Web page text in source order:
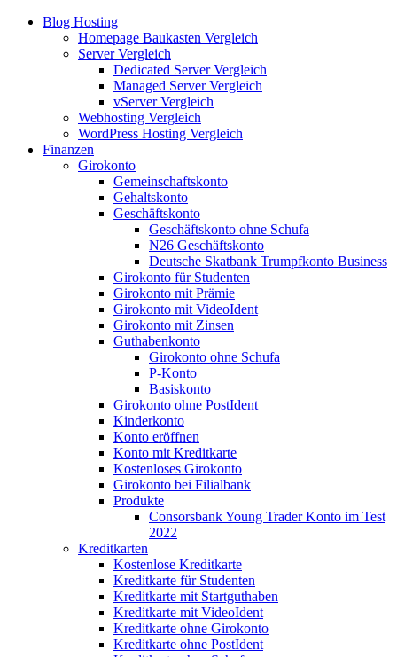
Blog Hosting
Homepage Baukasten Vergleich
Server Vergleich
Dedicated Server Vergleich
Managed Server Vergleich
vServer Vergleich
Webhosting Vergleich
WordPress Hosting Vergleich
Finanzen
Girokonto
Gemeinschaftskonto
Gehaltskonto
Geschäftskonto
Geschäftskonto ohne Schufa
N26 Geschäftskonto
Deutsche Skatbank Trumpfkonto Business
Girokonto für Studenten
Girokonto mit Prämie
Girokonto mit VideoIdent
Girokonto mit Zinsen
Guthabenkonto
Girokonto ohne Schufa
P-Konto
Basiskonto
Girokonto ohne PostIdent
Kinderkonto
Konto eröffnen
Konto mit Kreditkarte
Kostenloses Girokonto
Girokonto bei Filialbank
Produkte
Consorsbank Young Trader Konto im Test
2022
Kreditkarten
Kostenlose Kreditkarte
Kreditkarte für Studenten
Kreditkarte mit Startguthaben
Kreditkarte mit VideoIdent
Kreditkarte ohne Girokonto
Kreditkarte ohne PostIdent